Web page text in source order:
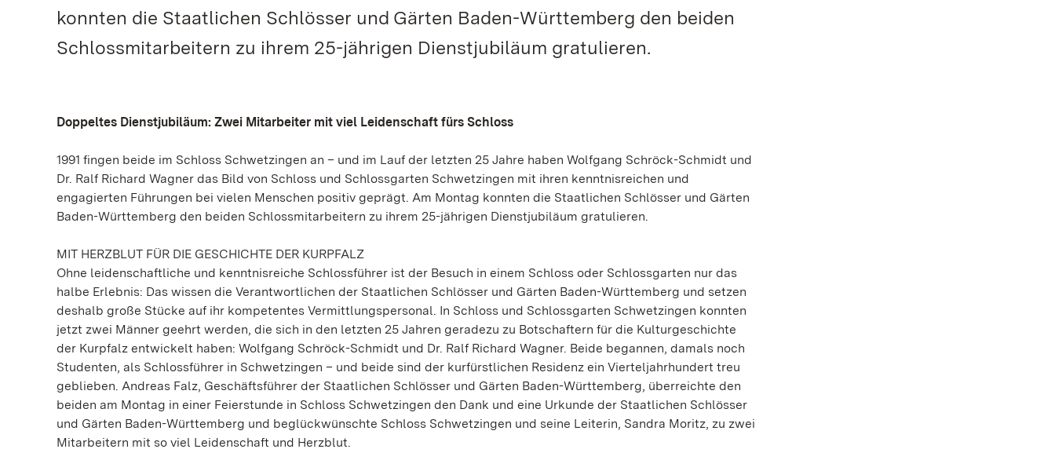
konnten die Staatlichen Schlösser und Gärten Baden-Württemberg den beiden
Schlossmitarbeitern zu ihrem 25-jährigen Dienstjubiläum gratulieren.
Doppeltes Dienstjubiläum: Zwei Mitarbeiter mit viel Leidenschaft fürs Schloss
1991 fingen beide im Schloss Schwetzingen an – und im Lauf der letzten 25 Jahre haben Wolfgang Schröck-Schmidt und
Dr. Ralf Richard Wagner das Bild von Schloss und Schlossgarten Schwetzingen mit ihren kenntnisreichen und
engagierten Führungen bei vielen Menschen positiv geprägt. Am Montag konnten die Staatlichen Schlösser und Gärten
Baden-Württemberg den beiden Schlossmitarbeitern zu ihrem 25-jährigen Dienstjubiläum gratulieren.
MIT HERZBLUT FÜR DIE GESCHICHTE DER KURPFALZ
Ohne leidenschaftliche und kenntnisreiche Schlossführer ist der Besuch in einem Schloss oder Schlossgarten nur das
halbe Erlebnis: Das wissen die Verantwortlichen der Staatlichen Schlösser und Gärten Baden-Württemberg und setzen
deshalb große Stücke auf ihr kompetentes Vermittlungspersonal. In Schloss und Schlossgarten Schwetzingen konnten
jetzt zwei Männer geehrt werden, die sich in den letzten 25 Jahren geradezu zu Botschaftern für die Kulturgeschichte
der Kurpfalz entwickelt haben: Wolfgang Schröck-Schmidt und Dr. Ralf Richard Wagner. Beide begannen, damals noch
Studenten, als Schlossführer in Schwetzingen – und beide sind der kurfürstlichen Residenz ein Vierteljahrhundert treu
geblieben. Andreas Falz, Geschäftsführer der Staatlichen Schlösser und Gärten Baden-Württemberg, überreichte den
beiden am Montag in einer Feierstunde in Schloss Schwetzingen den Dank und eine Urkunde der Staatlichen Schlösser
und Gärten Baden-Württemberg und beglückwünschte Schloss Schwetzingen und seine Leiterin, Sandra Moritz, zu zwei
Mitarbeitern mit so viel Leidenschaft und Herzblut.